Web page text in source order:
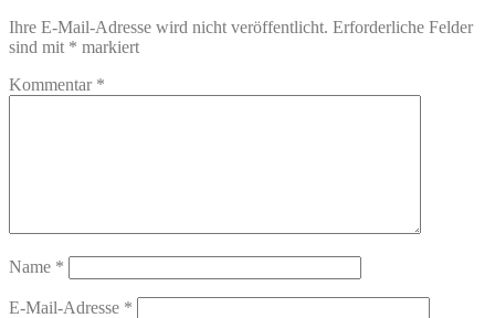
Ihre E-Mail-Adresse wird nicht veröffentlicht. Erforderliche Felder
sind mit * markiert
Kommentar *
Name *
E-Mail-Adresse *